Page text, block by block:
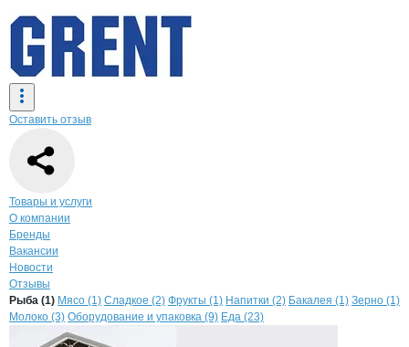
Оставить отзыв
Навигация по странице
Товары и услуги
О компании
Бренды
Вакансии
Новости
Отзывы
ПродукцияGRENT, ООО
Навигация по продуктамкомпании GRENT
Рыба (1) Мясо (1) Сладкое (2) Фрукты (1) Напитки (2) Бакалея (1) Зерно (1)
Молоко (3) Оборудование и упаковка (9) Еда (23)